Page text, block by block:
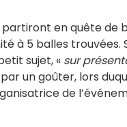
en quête de
à 5 balles trouvées.
sujet, « sur
un goûter, lors
de